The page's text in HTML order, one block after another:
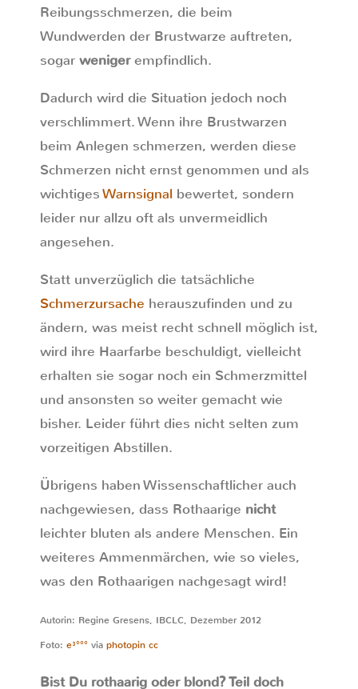
Reibungsschmerzen, die beim
Wundwerden der Brustwarze auftreten,
sogar wenigerempfindlich.
Dadurch wird die Situation jedoch noch
verschlimmert. Wenn ihre Brustwarzen
beim Anlegen schmerzen, werden diese
Schmerzen nicht ernst genommen und als
wichtigesWarnsignal bewertet, sondern
leider nur allzu oft als unvermeidlich
angesehen.
Statt unverzüglich die tatsächliche
Schmerzursache herauszufinden und zu
ändern, was meist recht schnell möglich ist,
wird ihre Haarfarbe beschuldigt, vielleicht
erhalten sie sogar noch ein Schmerzmittel
und ansonsten so weiter gemacht wie
bisher. Leider führt dies nicht selten zum
vorzeitigen Abstillen.
Übrigens haben Wissenschaftlicher auch
nachgewiesen, dass Rothaarige nicht
leichter bluten als andere Menschen. Ein
weiteres Ammenmärchen, wie so vieles,
was den Rothaarigen nachgesagt wird!
Autorin: Regine Gresens, IBCLC, Dezember 2012
Foto: e³°°° via photopin cc
Bist Du rothaarig oder blond? Teil doch